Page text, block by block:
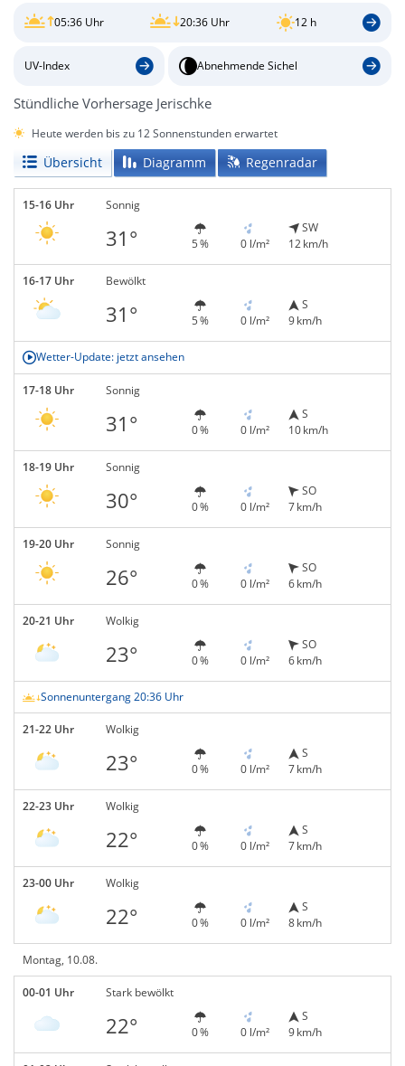
05:36 Uhr 20:36 Uhr 12 h
UV-Index Abnehmende Sichel
Stündliche Vorhersage Jerischke
Heute werden bis zu 12 Sonnenstunden erwartet
Übersicht Diagramm Regenradar
15-16 Uhr Sonnig
31° 5 % 0 l/m²
SW
12 km/h
16-17 Uhr Bewölkt
31° 5 % 0 l/m²
S
9 km/h
Wetter-Update: jetzt ansehen
17-18 Uhr Sonnig
31° 0 % 0 l/m²
S
10 km/h
18-19 Uhr Sonnig
30° 0 % 0 l/m²
SO
7 km/h
19-20 Uhr Sonnig
26° 0 % 0 l/m²
SO
6 km/h
20-21 Uhr Wolkig
23° 0 % 0 l/m²
SO
6 km/h
Sonnenuntergang 20:36 Uhr
21-22 Uhr Wolkig
23° 0 % 0 l/m²
S
7 km/h
22-23 Uhr Wolkig
22° 0 % 0 l/m²
S
7 km/h
23-00 Uhr Wolkig
22° 0 % 0 l/m²
S
8 km/h
Montag, 10.08.
00-01 Uhr Stark bewölkt
22° 0 % 0 l/m²
S
9 km/h